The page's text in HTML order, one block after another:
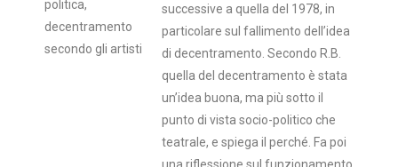
politica,
decentramento
secondo gli artisti
successive a quella del 1978, in
particolare sul fallimento dell’idea
di decentramento. Secondo R.B.
quella del decentramento è stata
un’idea buona, ma più sotto il
punto di vista socio-politico che
teatrale, e spiega il perché. Fa poi